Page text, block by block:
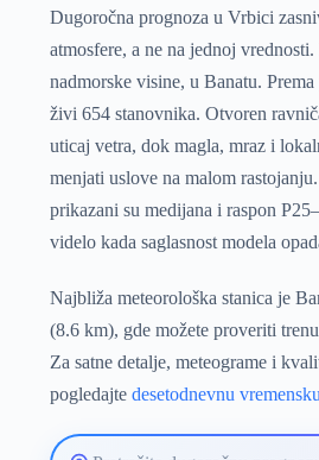
Dugoročna prognoza u Vrbici
atmosfere, a ne na jednoj
nadmorske visine, u Banatu.
živi 654 stanovnika. Otvoren
uticaj vetra, dok magla, mraz i
menjati uslove na malom
prikazani su medijana i raspon
videlo kada saglasnost modela
Najbliža meteorološka stanica je
(8.6 km), gde možete proveriti
Za satne detalje, meteograme i
pogledajte desetodnevnu